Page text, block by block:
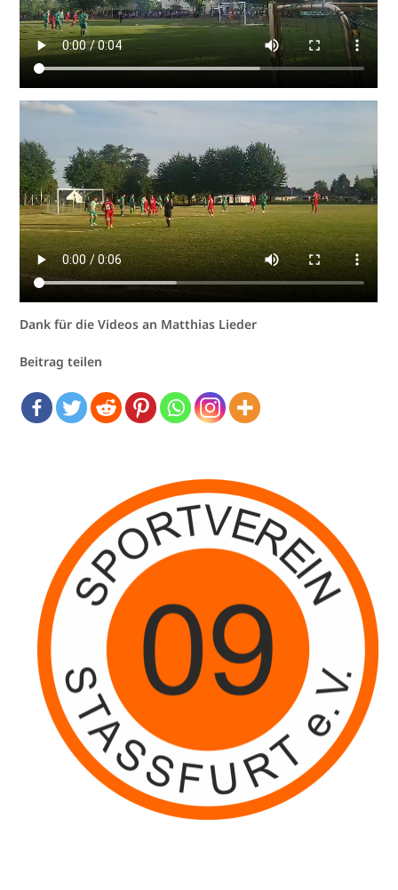
Dank für die Videos an Matthias Lieder
Beitrag teilen